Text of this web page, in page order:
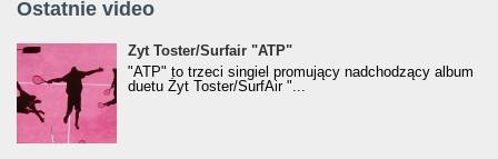
Ostatnie video
Żyt Toster/SurfAir - ATP VIDEO
Żyt Toster/Surfair "ATP"
"ATP" to trzeci singiel promujący nadchodzący album
duetu Żyt Toster/SurfAir "...